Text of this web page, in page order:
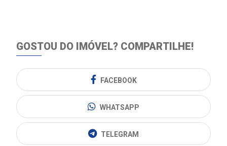
GOSTOU DO IMÓVEL? COMPARTILHE!
FACEBOOK
WHATSAPP
TELEGRAM